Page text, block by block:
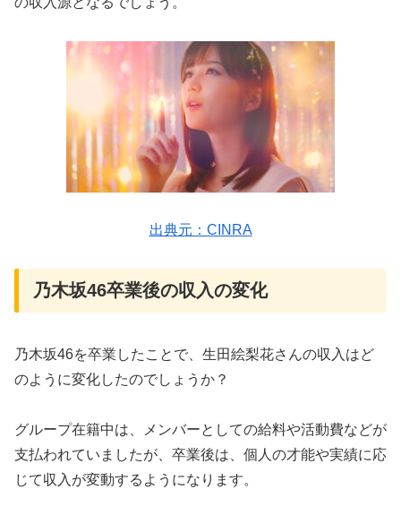
出典元：CINRA
乃木坂46卒業後の収入の変化
乃木坂46を卒業したことで、生田絵梨花さんの収入はど
のように変化したのでしょうか？
グループ在籍中は、メンバーとしての給料や活動費などが
支払われていましたが、卒業後は、個人の才能や実績に応
じて収入が変動するようになります。